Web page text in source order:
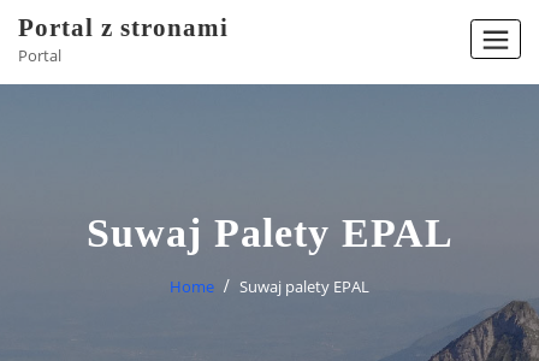
content
Portal z stronami
Portal
Suwaj Palety EPAL
Home Suwaj palety EPAL